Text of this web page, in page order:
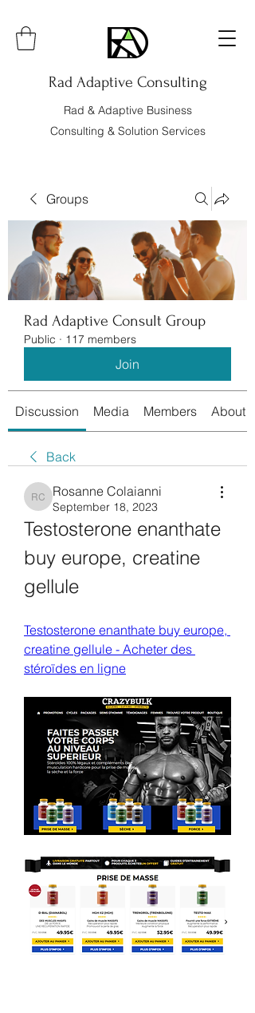
Rad Adaptive Consulting
Rad & Adaptive Business
Consulting & Solution Services
Groups
Rad Adaptive Consult Group
Public · 117 members
Join
Discussion Media Members About
Back
Rosanne Colaianni
Rosanne Colaianni
September 18, 2023
Testosterone enanthate
buy europe, creatine
gellule
Testosterone enanthate buy europe,
creatine gellule - Acheter des
stéroïdes en ligne